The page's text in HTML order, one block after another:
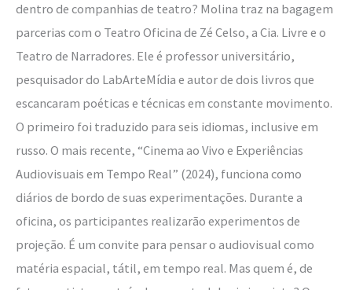
dentro de companhias de teatro? Molina traz na bagagem
parcerias com o Teatro Oficina de Zé Celso, a Cia. Livre e o
Teatro de Narradores. Ele é professor universitário,
pesquisador do LabArteMídia e autor de dois livros que
escancaram poéticas e técnicas em constante movimento.
O primeiro foi traduzido para seis idiomas, inclusive em
russo. O mais recente, “Cinema ao Vivo e Experiências
Audiovisuais em Tempo Real” (2024), funciona como
diários de bordo de suas experimentações. Durante a
oficina, os participantes realizarão experimentos de
projeção. É um convite para pensar o audiovisual como
matéria espacial, tátil, em tempo real. Mas quem é, de